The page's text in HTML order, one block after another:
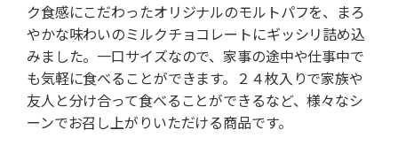
ク食感にこだわったオリジナルのモルトパフを、まろ
やかな味わいのミルクチョコレートにギッシリ詰め込
みました。一口サイズなので、家事の途中や仕事中で
も気軽に食べることができます。２４枚入りで家族や
友人と分け合って食べることができるなど、様々なシ
ーンでお召し上がりいただける商品です。